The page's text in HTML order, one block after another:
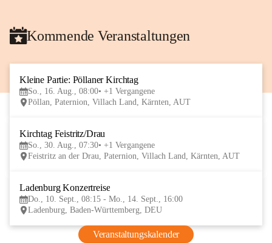
Kommende Veranstaltungen
Kleine Partie: Pöllaner Kirchtag
So., 16. Aug., 08:00 +1 Vergangene
Pöllan, Paternion, Villach Land, Kärnten, AUT
Kirchtag Feistritz/Drau
So., 30. Aug., 07:30 +1 Vergangene
Feistritz an der Drau, Paternion, Villach Land, Kärnten, AUT
Ladenburg Konzertreise
Do., 10. Sept., 08:15 - Mo., 14. Sept., 16:00
Ladenburg, Baden-Württemberg, DEU
Veranstaltungskalender